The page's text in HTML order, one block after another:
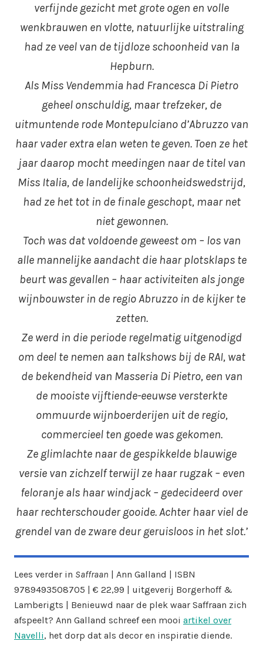
verfijnde gezicht met grote ogen en volle
wenkbrauwen en vlotte, natuurlijke uitstraling
had ze veel van de tijdloze schoonheid van la
Hepburn.
Als Miss Vendemmia had Francesca Di Pietro
geheel onschuldig, maar trefzeker, de
uitmuntende rode Montepulciano d’Abruzzo van
haar vader extra elan weten te geven. Toen ze het
jaar daarop mocht meedingen naar de titel van
Miss Italia, de landelijke schoonheidswedstrijd,
had ze het tot in de finale geschopt, maar net
niet gewonnen.
Toch was dat voldoende geweest om – los van
alle mannelijke aandacht die haar plotsklaps te
beurt was gevallen – haar activiteiten als jonge
wijnbouwster in de regio Abruzzo in de kijker te
zetten.
Ze werd in die periode regelmatig uitgenodigd
om deel te nemen aan talkshows bij de RAI, wat
de bekendheid van Masseria Di Pietro, een van
de mooiste vijftiende-eeuwse versterkte
ommuurde wijnboerderijen uit de regio,
commercieel ten goede was gekomen.
Ze glimlachte naar de gespikkelde blauwige
versie van zichzelf terwijl ze haar rugzak – even
feloranje als haar windjack – gedecideerd over
haar rechterschouder gooide. Achter haar viel de
grendel van de zware deur geruisloos in het slot.’
Lees verder in Saffraan | Ann Galland | ISBN
9789493508705 | € 22,99 | uitgeverij Borgerhoff &
Lamberigts | Benieuwd naar de plek waar Saffraan zich
afspeelt? Ann Galland schreef een mooi artikel over
Navelli, het dorp dat als decor en inspiratie diende.